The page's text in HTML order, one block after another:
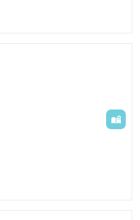
す。